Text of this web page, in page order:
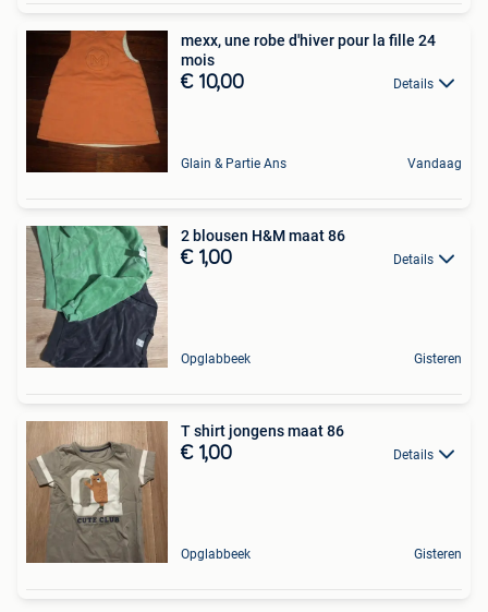
mexx, une robe d'hiver pour la fille 24
mois
€ 10,00 Details
Glain & Partie Ans Vandaag
2 blousen H&M maat 86
€ 1,00 Details
Opglabbeek Gisteren
T shirt jongens maat 86
€ 1,00 Details
Opglabbeek Gisteren